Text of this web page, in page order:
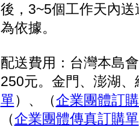
後，3~5個工作天內
為依據。
配送費用：台灣本島
250元。金門、澎湖
單）、（企業團體訂
（企業團體傳真訂購單